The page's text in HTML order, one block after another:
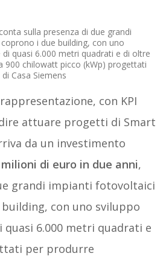
sulla presenza di due grandi
i due building, con uno
quasi 6.000 metri quadrati e di oltre
900 chilowatt picco (kWp) progettati
Casa Siemens
con KPI
attuare progetti di Smart
da un investimento
di euro in due anni,
grandi impianti fotovoltaici
con uno sviluppo
6.000 metri quadrati e
per produrre